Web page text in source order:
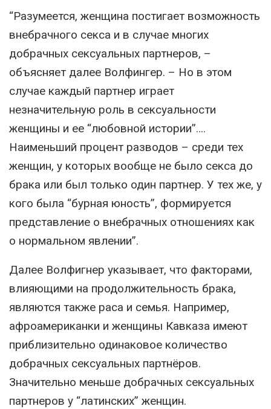
“Разумеется, женщина постигает возможность
внебрачного секса и в случае многих
добрачных сексуальных партнеров, –
объясняет далее Волфингер. – Но в этом
случае каждый партнер играет
незначительную роль в сексуальности
женщины и ее “любовной истории”….
Наименьший процент разводов – среди тех
женщин, у которых вообще не было секса до
брака или был только один партнер. У тех же, у
кого была “бурная юность”, формируется
представление о внебрачных отношениях как
о нормальном явлении”.
Далее Волфигнер указывает, что факторами,
влияющими на продолжительность брака,
являются также раса и семья. Например,
афроамериканки и женщины Кавказа имеют
приблизительно одинаковое количество
добрачных сексуальных партнёров.
Значительно меньше добрачных сексуальных
партнеров у “латинских” женщин.